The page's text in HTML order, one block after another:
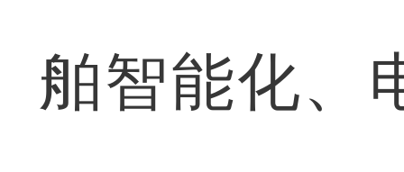
舶智能化、